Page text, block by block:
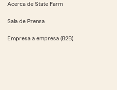
Acerca de State Farm
Sala de Prensa
Empresa a empresa (B2B)